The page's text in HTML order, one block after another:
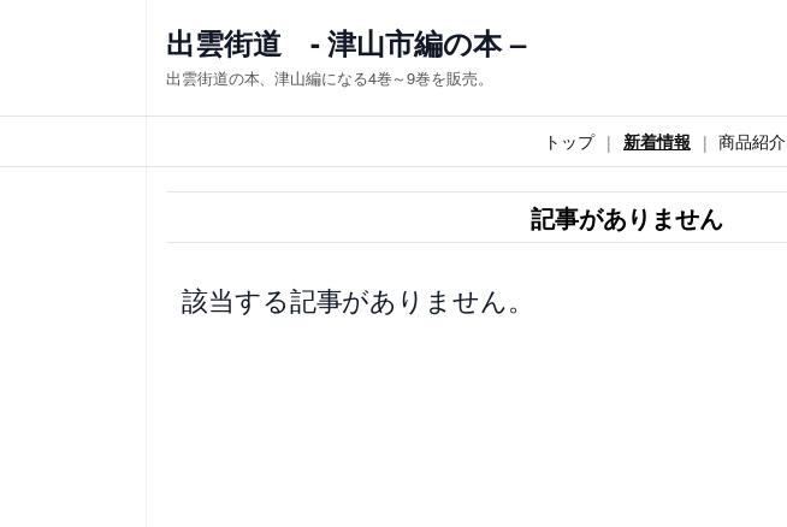
ス
キ
出雲街道 - 津山市編の本 –
出雲街道の本、津山編になる4巻～9巻を販売。
トップ 新着情報 商品紹介
記事がありません
該当する記事がありません。